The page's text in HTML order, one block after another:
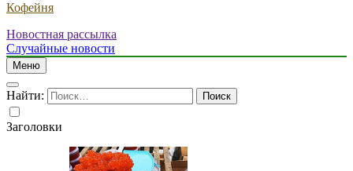
Кофейня
Новостная рассылка
Случайные новости
Меню
Найти:
Заголовки